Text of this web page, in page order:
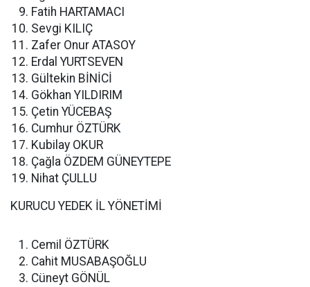
Fatih HARTAMACI
Sevgi KILIÇ
Zafer Onur ATASOY
Erdal YURTSEVEN
Gültekin BİNİCİ
Gökhan YILDIRIM
Çetin YÜCEBAŞ
Cumhur ÖZTÜRK
Kubilay OKUR
Çağla ÖZDEM GÜNEYTEPE
Nihat ÇULLU
KURUCU YEDEK İL YÖNETİMİ
Cemil ÖZTÜRK
Cahit MUSABAŞOĞLU
Cüneyt GÖNÜL